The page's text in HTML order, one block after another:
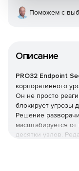
Описание
PRO32 Endpoint
корпоративного
Он не просто
блокирует угрозы
Решение
масштабируется
десятки узлов.
Поможем с